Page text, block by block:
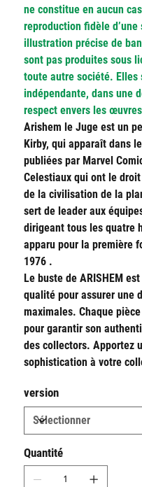
ne constitue en aucun
reproduction fidèle
illustration précise de
sont pas produites sous
toute autre société. Elles
indépendante, dans une
respect envers les
Arishem le Juge est un
Kirby, qui apparaît dans
publiées par Marvel
Celestiaux qui ont le
de la civilisation de la
sert de leader aux
dirigeant tous les quatre
apparu pour la première
1976 .
Le buste de ARISHEM
qualité pour assurer une
maximales. Chaque
pour garantir son
des collectors. Apportez
sophistication à votre
version
Quantité